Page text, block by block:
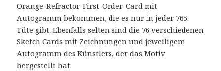
Orange-Refractor-First-Order-Card mit
Autogramm bekommen, die es nur in jeder 765.
Tüte gibt. Ebenfalls selten sind die 76 verschiedenen
Sketch Cards mit Zeichnungen und jeweiligem
Autogramm des Künstlers, der das Motiv
hergestellt hat.